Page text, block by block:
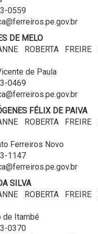
0559
DE MELO
ROBERTA
de Paula
0469
FÉLIX DE PAIVA
ROBERTA
Ferreiros Novo
1147
SILVA
ROBERTA
de Itambé
0370